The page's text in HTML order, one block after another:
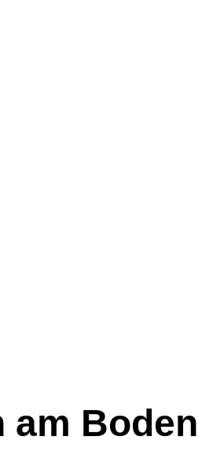
am Boden